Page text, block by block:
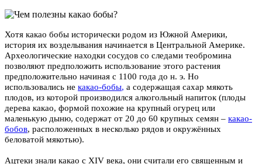
Хотя какао бобы исторически родом из Южной Америки,
история их возделывания начинается в Центральной Америке.
Археологические находки сосудов со следами теобромина
позволяют предположить использование этого растения
предположительно начиная с 1100 года до н. э. Но
использовались не какао-бобы, а содержащая сахар мякоть
плодов, из которой производился алкогольный напиток (плоды
дерева какао, формой похожие на крупный огурец или
маленькую дыню, содержат от 20 до 60 крупных семян – какао-
бобов, расположенных в несколько рядов и окружённых
беловатой мякотью).
Ацтеки знали какао с XIV века, они считали его священным и